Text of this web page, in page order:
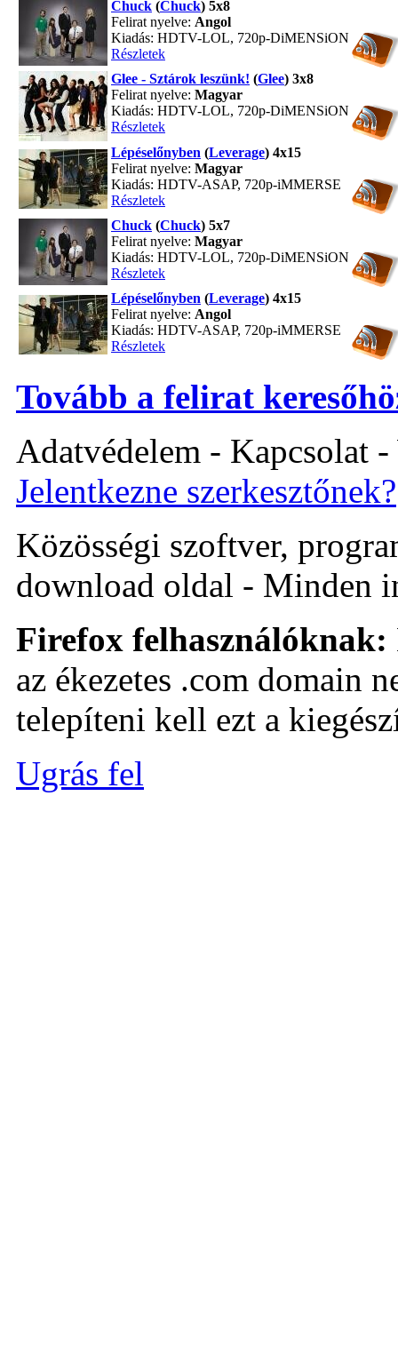
Chuck (Chuck) 5x8
Felirat nyelve: Angol
Kiadás: HDTV-LOL, 720p-DiMENSiON
Részletek
Glee - Sztárok leszünk! (Glee) 3x8
Felirat nyelve: Magyar
Kiadás: HDTV-LOL, 720p-DiMENSiON
Részletek
Lépéselőnyben (Leverage) 4x15
Felirat nyelve: Magyar
Kiadás: HDTV-ASAP, 720p-iMMERSE
Részletek
Chuck (Chuck) 5x7
Felirat nyelve: Magyar
Kiadás: HDTV-LOL, 720p-DiMENSiON
Részletek
Lépéselőnyben (Leverage) 4x15
Felirat nyelve: Angol
Kiadás: HDTV-ASAP, 720p-iMMERSE
Részletek
Tovább a felirat
Adatvédelem - Kapcsolat
Jelentkezne szerkesztőnek?
Közösségi szoftver,
download oldal - Minden
Firefox felhasználóknak:
az ékezetes .com domain
telepíteni kell ezt a
Ugrás fel